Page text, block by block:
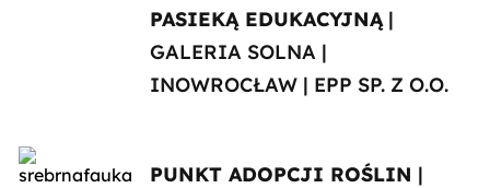
PASIEKĄ EDUKACYJNĄ|
GALERIA SOLNA |
INOWROCŁAW | EPP SP. Z O.O.
PUNKT ADOPCJI ROŚLIN |